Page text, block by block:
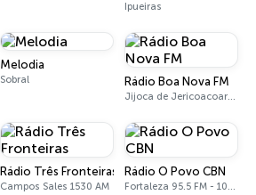
Ipueiras
Melodia
Sobral Rádio Boa Nova FM
Jijoca de Jericoacoara 98.7 FM
Rádio Três Fronteiras
Campos Sales 1530 AM
Rádio O Povo CBN
Fortaleza 95.5 FM - 1010 AM